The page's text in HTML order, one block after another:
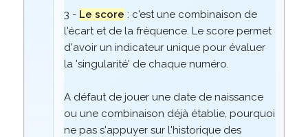
3 - Le score : c'est une combinaison de
l'écart et de la fréquence. Le score permet
d'avoir un indicateur unique pour évaluer
la 'singularité' de chaque numéro.
A défaut de jouer une date de naissance
ou une combinaison déjà établie, pourquoi
ne pas s'appuyer sur l'historique des